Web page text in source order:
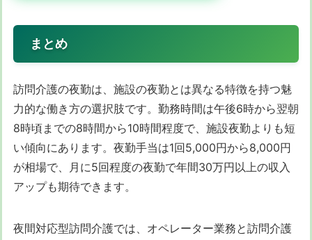
まとめ
訪問介護の夜勤は、施設の夜勤とは異なる特徴を持つ魅
力的な働き方の選択肢です。勤務時間は午後6時から翌朝
8時頃までの8時間から10時間程度で、施設夜勤よりも短
い傾向にあります。夜勤手当は1回5,000円から8,000円
が相場で、月に5回程度の夜勤で年間30万円以上の収入
アップも期待できます。
夜間対応型訪問介護では、オペレーター業務と訪問介護